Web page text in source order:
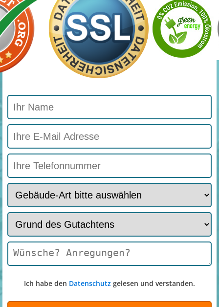
Ich habe den Datenschutz gelesen und verstanden.